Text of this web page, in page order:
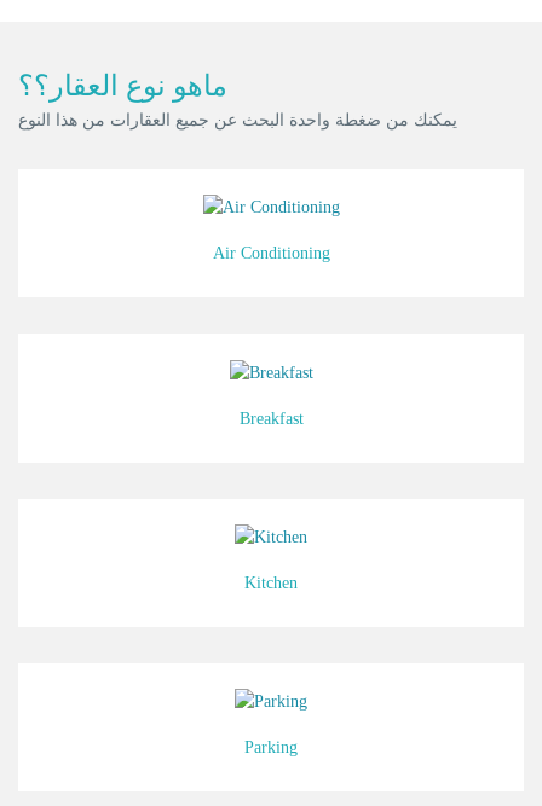
ماهو نوع العقار؟؟
يمكنك من ضغطة واحدة البحث عن جميع العقارات من هذا النوع
Air Conditioning
Breakfast
Kitchen
Parking